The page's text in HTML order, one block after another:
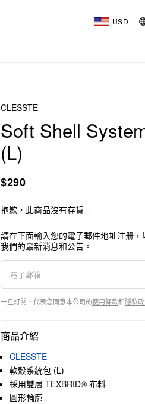
USD
CLESSTE
Soft Shell
(L)
$290
抱歉，此商品沒有存貨。
請在下面輸入您的電子郵件地址注册
我們的最新消息和公告。
一旦訂閱，代表您同意本公司的使用條款和隱私
商品介紹
CLESSTE
軟殼系統包 (L)
採用雙層 TEXBRID® 布料
圓形輪廓